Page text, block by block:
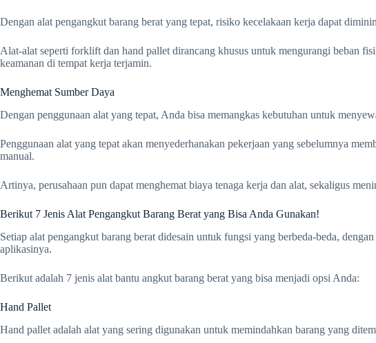
Dengan alat pengangkut barang berat yang tepat, risiko kecelakaan kerja dapat
Alat-alat seperti forklift dan hand pallet dirancang khusus untuk mengurangi beban
keamanan di tempat kerja terjamin.
Menghemat Sumber Daya
Dengan penggunaan alat yang tepat, Anda bisa memangkas kebutuhan untuk
Penggunaan alat yang tepat akan menyederhanakan pekerjaan yang sebelumnya
manual.
Artinya, perusahaan pun dapat menghemat biaya tenaga kerja dan alat, sekaligus
Berikut 7 Jenis Alat Pengangkut Barang Berat yang Bisa Anda Gunakan!
Setiap alat pengangkut barang berat didesain untuk fungsi yang berbeda-beda,
aplikasinya.
Berikut adalah 7 jenis alat bantu angkut barang berat yang bisa menjadi opsi Anda:
Hand Pallet
Hand pallet adalah alat yang sering digunakan untuk memindahkan barang yang